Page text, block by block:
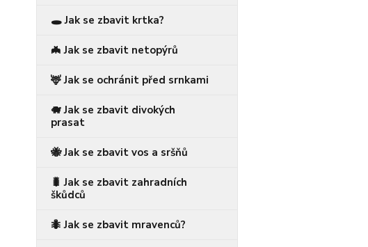
🕳️ Jak se zbavit krtka?
🦇 Jak se zbavit netopýrů
🦌 Jak se ochránit před srnkami
🐗 Jak se zbavit divokých
prasat
🐝 Jak se zbavit vos a sršňů
🐛 Jak se zbavit zahradních
škůdců
🐜 Jak se zbavit mravenců?